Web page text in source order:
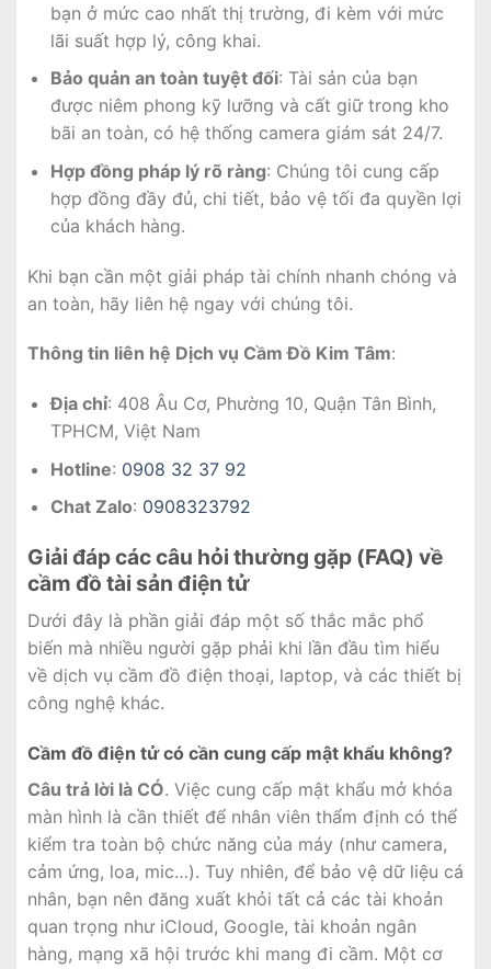
bạn ở mức cao nhất thị trường, đi kèm với mức
lãi suất hợp lý, công khai.
Bảo quản an toàn tuyệt đối: Tài sản của bạn
được niêm phong kỹ lưỡng và cất giữ trong kho
bãi an toàn, có hệ thống camera giám sát 24/7.
Hợp đồng pháp lý rõ ràng: Chúng tôi cung cấp
hợp đồng đầy đủ, chi tiết, bảo vệ tối đa quyền lợi
của khách hàng.
Khi bạn cần một giải pháp tài chính nhanh chóng và
an toàn, hãy liên hệ ngay với chúng tôi.
Thông tin liên hệ Dịch vụ Cầm Đồ Kim Tâm:
Địa chỉ: 408 Âu Cơ, Phường 10, Quận Tân Bình,
TPHCM, Việt Nam
Hotline: 0908 32 37 92
Chat Zalo: 0908323792
Giải đáp các câu hỏi thường gặp (FAQ) về
cầm đồ tài sản điện tử
Dưới đây là phần giải đáp một số thắc mắc phổ
biến mà nhiều người gặp phải khi lần đầu tìm hiểu
về dịch vụ cầm đồ điện thoại, laptop, và các thiết bị
công nghệ khác.
Cầm đồ điện tử có cần cung cấp mật khẩu không?
Câu trả lời là CÓ. Việc cung cấp mật khẩu mở khóa
màn hình là cần thiết để nhân viên thẩm định có thể
kiểm tra toàn bộ chức năng của máy (như camera,
cảm ứng, loa, mic…). Tuy nhiên, để bảo vệ dữ liệu cá
nhân, bạn nên đăng xuất khỏi tất cả các tài khoản
quan trọng như iCloud, Google, tài khoản ngân
hàng, mạng xã hội trước khi mang đi cầm. Một cơ